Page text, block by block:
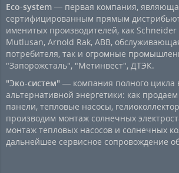
Eco-system — первая компания,
сертифицированным прямым
именитых производителей, как Schneider
Mutlusan, Arnold Rak, ABB,
потребителя, так и огромные
"Запорожсталь", "Метинвест", ДТЭК.
"Эко-систем" — компания полного цикла
альтернативной энергетики: как
панели, тепловые насосы,
производим монтаж солнечных
монтаж тепловых насосов и солнечных
дальнейшее сервисное сопровождение